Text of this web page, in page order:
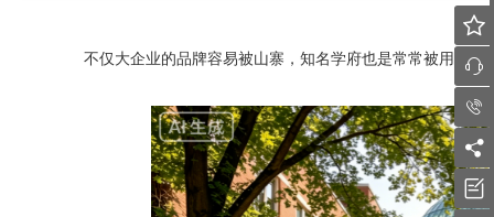
不仅大企业的品牌容易被山寨，知名学府也是常常被用来“搭




